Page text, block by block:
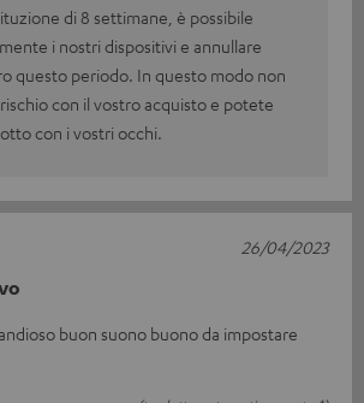
di 8 settimane, è possibile
i nostri dispositivi e annullare
questo periodo. In questo modo non
con il vostro acquisto e potete
con i vostri occhi.
buon suono buono da impostare
26/04/2023